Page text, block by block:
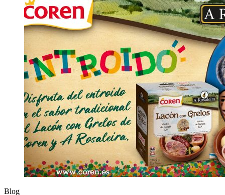
Blog